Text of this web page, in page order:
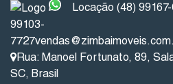
Locação (48)
99103-
7727
Rua: Manoel Fortunato, 89,
SC, Brasil